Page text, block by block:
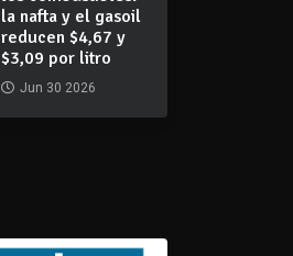
la nafta y el gasoil
reducen $4,67 y
$3,09 por litro
Jun 30 2026